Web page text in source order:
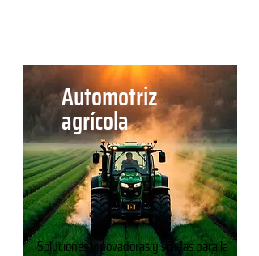
Automotriz
agrícola
Soluciones innovadoras y sólidas para la